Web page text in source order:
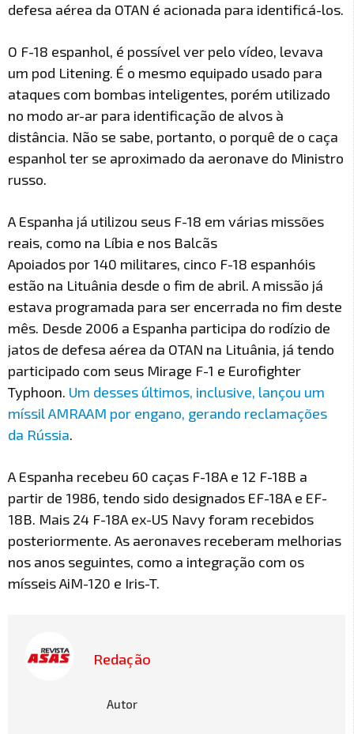
defesa aérea da OTAN é acionada para identificá-los.
O F-18 espanhol, é possível ver pelo vídeo, levava
um pod Litening. É o mesmo equipado usado para
ataques com bombas inteligentes, porém utilizado
no modo ar-ar para identificação de alvos à
distância. Não se sabe, portanto, o porquê de o caça
espanhol ter se aproximado da aeronave do Ministro
russo.
A Espanha já utilizou seus F-18 em várias missões
reais, como na Líbia e nos Balcãs
Apoiados por 140 militares, cinco F-18 espanhóis
estão na Lituânia desde o fim de abril. A missão já
estava programada para ser encerrada no fim deste
mês. Desde 2006 a Espanha participa do rodízio de
jatos de defesa aérea da OTAN na Lituânia, já tendo
participado com seus Mirage F-1 e Eurofighter
Typhoon. Um desses últimos, inclusive, lançou um
míssil AMRAAM por engano, gerando reclamações
da Rússia.
A Espanha recebeu 60 caças F-18A e 12 F-18B a
partir de 1986, tendo sido designados EF-18A e EF-
18B. Mais 24 F-18A ex-US Navy foram recebidos
posteriormente. As aeronaves receberam melhorias
nos anos seguintes, como a integração com os
mísseis AiM-120 e Iris-T.
Redação
Autor